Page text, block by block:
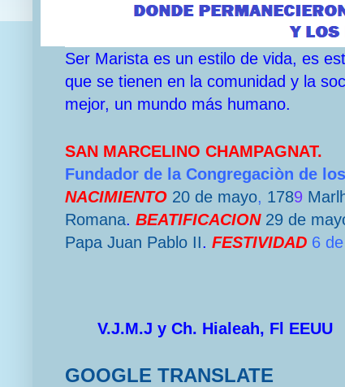
Ser Marista es un estilo de vida, es
que se tienen en la comunidad y la
mejor, un mundo más humano.
SAN MARCELINO CHAMPAGNAT.
Fundador de la Congregaciòn de
NACIMIENTO 20 de mayo, 1789
Romana. BEATIFICACION 29 de
Papa Juan Pablo II. FESTIVIDAD 6
V.J.M.J y Ch. Hialeah, Fl EEUU
GOOGLE TRANSLATE